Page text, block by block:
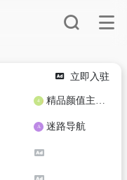
立即入驻
精品颜值主播定制
迷路导航